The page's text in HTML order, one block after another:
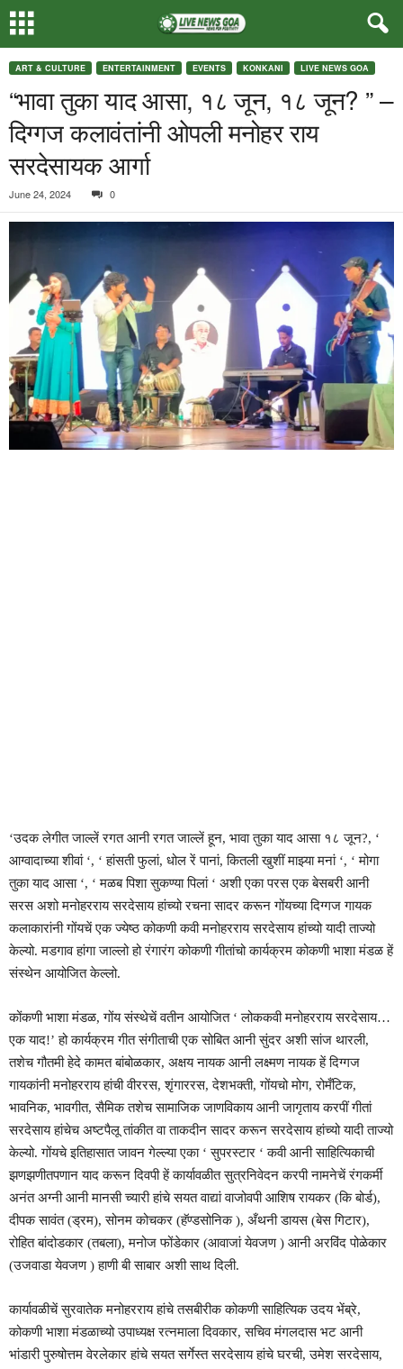
ART & CULTURE ENTERTAINMENT EVENTS KONKANI LIVE NEWS GOA
“भावा तुका याद आसा, १८ जून, १८ जून? ” –
दिग्गज कलावंतांनी ओपली मनोहर राय
सरदेसायक आर्गा
June 24, 2024 0
‘उदक लेगीत जाल्लें रगत आनी रगत जाल्लें हून, भावा तुका याद आसा १८ जून?, ‘
आग्वादाच्या शीवां ‘, ‘ हांसती फुलां, धोल रें पानां, कितली खुशीं माझ्या मनां ‘, ‘ मोगा
तुका याद आसा ‘, ‘ मळब पिशा सुकण्या पिलां ‘ अशी एका परस एक बेसबरी आनी
सरस अशो मनोहरराय सरदेसाय हांच्यो रचना सादर करून गोंयच्या दिग्गज गायक
कलाकारांनी गोंयचें एक ज्येष्ठ कोकणी कवी मनोहरराय सरदेसाय हांच्यो यादी ताज्यो
केल्यो. मडगाव हांगा जाल्लो हो रंगारंग कोकणी गीतांचो कार्यक्रम कोकणी भाशा मंडळ हें
संस्थेन आयोजित केल्लो.
कोंकणी भाशा मंडळ, गोंय संस्थेचें वतीन आयोजित ‘ लोककवी मनोहरराय सरदेसाय…
एक याद!’ हो कार्यक्रम गीत संगीताची एक सोबित आनी सुंदर अशी सांज थारली,
तशेच गौतमी हेदे कामत बांबोळकार, अक्षय नायक आनी लक्ष्मण नायक हें दिग्गज
गायकांनी मनोहरराय हांची वीररस, शृंगाररस, देशभक्ती, गोंयचो मोग, रोमँटिक,
भावनिक, भावगीत, सैमिक तशेच सामाजिक जाणविकाय आनी जागृताय करपीं गीतां
सरदेसाय हांचेच अष्टपैलू तांकीत वा ताकदीन सादर करून सरदेसाय हांच्यो यादी ताज्यो
केल्यो. गोंयचे इतिहासात जावन गेल्ल्या एका ‘ सुपरस्टार ‘ कवी आनी साहित्यिकाची
झणझणीतपणान याद करून दिवपी हें कार्यावळीत सुत्रनिवेदन करपी नामनेचें रंगकर्मी
अनंत अग्नी आनी मानसी च्यारी हांचे सयत वाद्यां वाजोवपी आशिष रायकर (कि बोर्ड),
दीपक सावंत (ड्रम), सोनम कोचकर (हॅण्डसोनिक ), अँथनी डायस (बेस गिटार),
रोहित बांदोडकार (तबला), मनोज फोंडेकार (आवाजां येवजण ) आनी अरविंद पोळेकार
(उजवाडा येवजण ) हाणी बी साबार अशी साथ दिली.
कार्यावळीचें सुरवातेक मनोहरराय हांचे तसबीरीक कोकणी साहित्यिक उदय भेंब्रे,
कोकणी भाशा मंडळाच्यो उपाध्यक्ष रत्नमाला दिवकार, सचिव मंगलदास भट आनी
भांडारी पुरुषोत्तम वेरलेकार हांचे सयत सर्गेस्त सरदेसाय हांचे घरची, उमेश सरदेसाय,